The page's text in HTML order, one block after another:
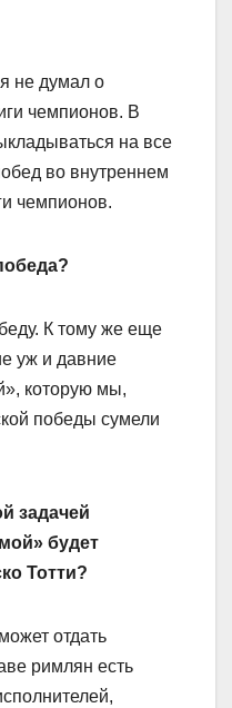
не думал о
чемпионов. В
на все
во внутреннем
чемпионов.
К тому же еще
уж и давние
которую мы,
победы сумели
задачей
будет
Тотти?
отдать
римлян есть